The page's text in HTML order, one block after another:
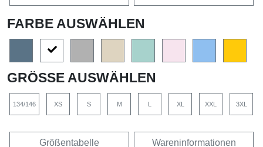
FARBE AUSWÄHLEN
GRÖSSE AUSWÄHLEN
134/146 XS S M L XL XXL 3XL
Größentabelle Wareninformationen